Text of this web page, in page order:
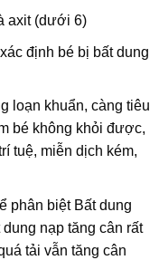
axit (dưới 6)
định bé bị bất dung
loạn khuẩn, càng tiêu
bé không khỏi được,
tuệ, miễn dịch kém,
phân biệt Bất dung
nạp tăng cân rất
tải vẫn tăng cân